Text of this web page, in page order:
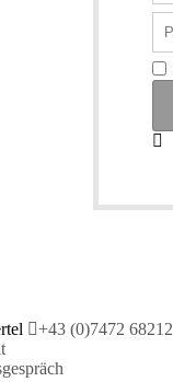
+43 (0)7472 68212